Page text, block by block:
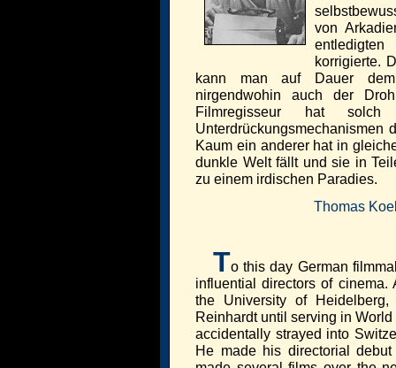
von
korrigierte.
kann man auf Dauer dem
nirgendwohin auch der
Filmregisseur hat
Unterdrückungsmechanismen
Kaum ein anderer hat in
dunkle Welt fällt und sie in
zu einem irdischen Paradies.
Thomas
To this day German
influential directors of cinema.
the University of
Reinhardt until serving in
accidentally strayed into
He made his directorial